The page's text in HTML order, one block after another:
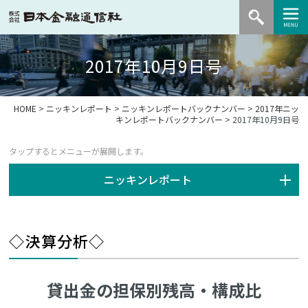
2017年10月9日号
HOME > ニッキンレポート > ニッキンレポートバックナンバー > 2017年ニッ
キンレポートバックナンバー > 2017年10月9日号
ニッキンレポート
◇決算分析◇
貸出金の担保別残高・構成比